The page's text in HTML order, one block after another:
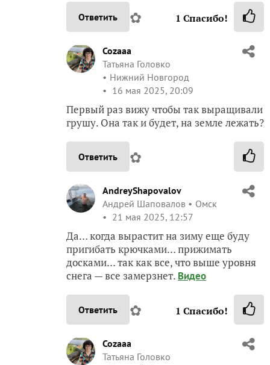
Ответить ✿ 1 Спасибо!
Cozaaa
Татьяна Головко
Нижний Новгород
16 мая 2025, 20:09
Первый раз вижу чтобы так выращивали
грушу. Она так и будет, на земле лежать?
Ответить ✿
AndreyShapovalov
Андрей Шаповалов
Омск
21 мая 2025, 12:57
Да… когда вырастит на зиму еще буду
пригибать крючками… прижимать
досками… так как все, что выше уровня
снега — все замерзнет. Видео
Ответить ✿ 1 Спасибо!
Cozaaa
Татьяна Головко